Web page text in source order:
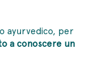
ayurvedico, per
a conoscere un